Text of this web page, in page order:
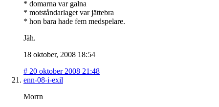
* domarna var galna
* motståndarlaget var jättebra
* hon bara hade fem medspelare.
Jäh.
18 oktober, 2008 18:54
# 20 oktober 2008 21:48
enn-08-i-exil
Morrn